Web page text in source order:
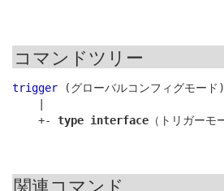
コマンドツリー
trigger (グローバルコンフィグモード)
    +-
type interface
関連コマンド